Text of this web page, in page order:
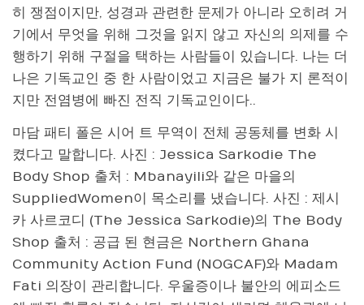
히 쟁점이지만, 성경과 관련한 문제가 아니라 오히려 거
기에서 무엇을 위해 그것을 읽지 않고 자신의 의제를 수
행하기 위해 구절을 택하는 사람들이 있습니다. 나는 더
나은 기독교인 중 한 사람이었고 지금은 불가 지 론적이
지만 전염병에 빠진 전직 기독교인이다..
마담 패티 폴은 시어 트 무역이 전체 공동체를 변화 시
켰다고 말합니다. 사진 : Jessica Sarkodie The
Body Shop 출처 : Mbanayili와 같은 마을의
SuppliedWomen이 목소리를 냈습니다. 사진 : 제시
카 사르코디 (The Jessica Sarkodie)의 The Body
Shop 출처 : 공급 된 현금은 Northern Ghana
Community Action Fund (NOGCAF)와 Madam
Fati 의장이 관리합니다. 우울증이나 불안의 에피소드